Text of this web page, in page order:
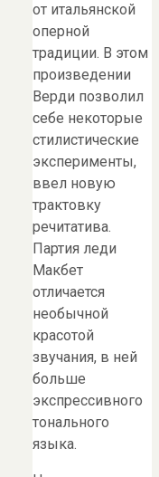
от итальянской
оперной
традиции. В этом
произведении
Верди позволил
себе некоторые
стилистические
эксперименты,
ввел новую
трактовку
речитатива.
Партия леди
Макбет
отличается
необычной
красотой
звучания, в ней
больше
экспрессивного
тонального
языка.